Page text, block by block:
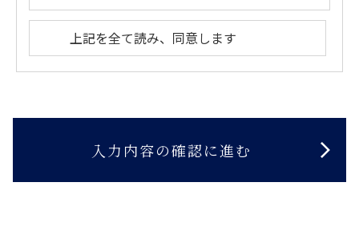
上記を全て読み、同意します